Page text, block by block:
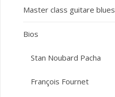
Master class guitare blues
Bios
Stan Noubard Pacha
François Fournet